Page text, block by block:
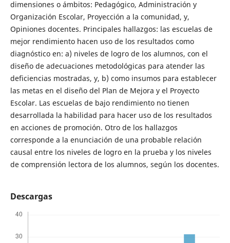
dimensiones o ámbitos: Pedagógico, Administración y
Organización Escolar, Proyección a la comunidad, y,
Opiniones docentes. Principales hallazgos: las escuelas de
mejor rendimiento hacen uso de los resultados como
diagnóstico en: a) niveles de logro de los alumnos, con el
diseño de adecuaciones metodológicas para atender las
deficiencias mostradas, y, b) como insumos para establecer
las metas en el diseño del Plan de Mejora y el Proyecto
Escolar. Las escuelas de bajo rendimiento no tienen
desarrollada la habilidad para hacer uso de los resultados
en acciones de promoción. Otro de los hallazgos
corresponde a la enunciación de una probable relación
causal entre los niveles de logro en la prueba y los niveles
de comprensión lectora de los alumnos, según los docentes.
Descargas